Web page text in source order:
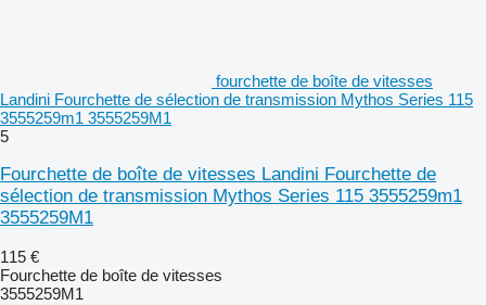
fourchette de boîte de vitesses
Landini Fourchette de sélection de transmission Mythos Series 115
3555259m1 3555259M1
5
Fourchette de boîte de vitesses Landini Fourchette de
sélection de transmission Mythos Series 115 3555259m1
3555259M1
115 €
Fourchette de boîte de vitesses
3555259M1